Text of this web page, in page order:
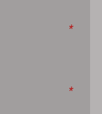
*
*